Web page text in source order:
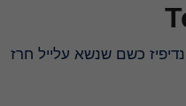
כשם שנשא עלייל חרז